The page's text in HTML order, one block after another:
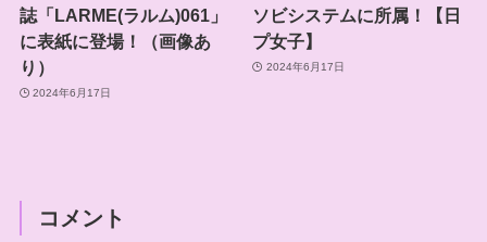
誌「LARME(ラルム)061」
に表紙に登場！（画像あ
り）
2024年6月17日
ソビシステムに所属！【日
プ女子】
2024年6月17日
コメント